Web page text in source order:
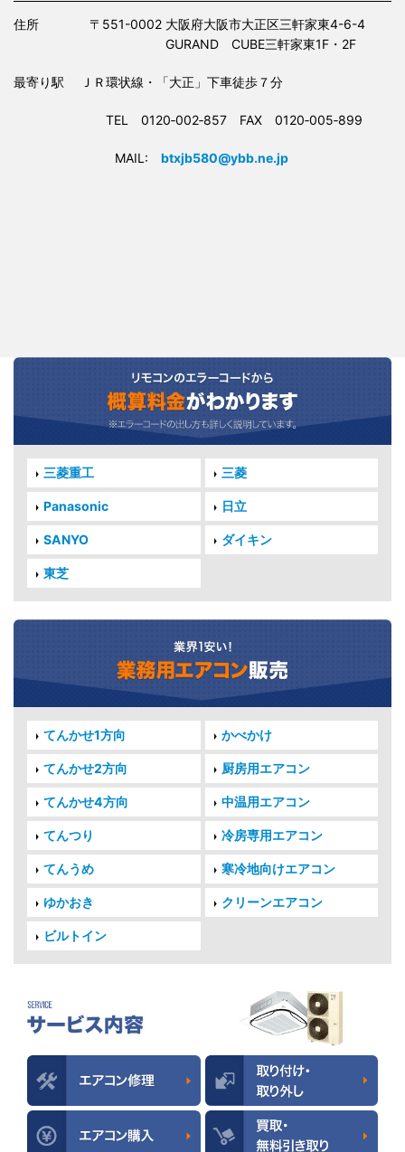
住所 〒551-0002 大阪府大阪市大正区三軒家東4-6-4
GURAND CUBE三軒家東1F・2F
最寄り駅 ＪＲ環状線・「大正」下車徒歩７分
TEL 0120‐002‐857 FAX 0120‐005‐899
MAIL: btxjb580@ybb.ne.jp
三菱重工 三菱
Panasonic 日立
SANYO ダイキン
東芝
てんかせ1方向 かべかけ
てんかせ2方向 厨房用エアコン
てんかせ4方向 中温用エアコン
てんつり 冷房専用エアコン
てんうめ 寒冷地向けエアコン
ゆかおき クリーンエアコン
ビルトイン